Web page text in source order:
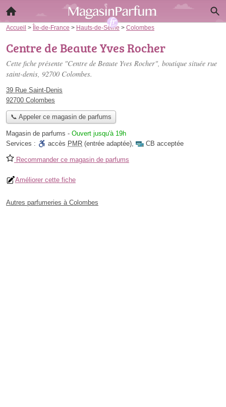
Accueil > Île-de-France > Hauts-de-Seine > Colombes
Centre de Beaute Yves Rocher
Cette fiche présente "Centre de Beaute Yves Rocher", boutique située rue
saint-denis, 92700 Colombes.
39 Rue Saint-Denis
92700 Colombes
📞 Appeler ce magasin de parfums
Magasin de parfums - Ouvert jusqu'à 19h
Services :
accès PMR (entrée adaptée), CB acceptée
Recommander ce magasin de parfums
Améliorer cette fiche
Autres parfumeries à Colombes